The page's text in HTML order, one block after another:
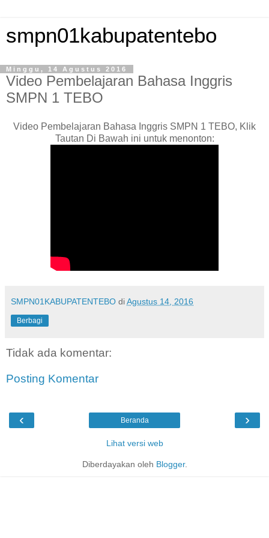
smpn01kabupatentebo
Minggu, 14 Agustus 2016
Video Pembelajaran Bahasa Inggris
SMPN 1 TEBO
Video Pembelajaran Bahasa Inggris SMPN 1 TEBO, Klik
Tautan Di Bawah ini untuk menonton:
SMPN01KABUPATENTEBO diAgustus 14, 2016
Berbagi
Tidak ada komentar:
Posting Komentar
‹ ›
Beranda
Lihat versi web
Diberdayakan oleh Blogger.